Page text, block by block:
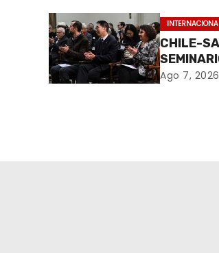
CHILE-
Ago 7, 2026